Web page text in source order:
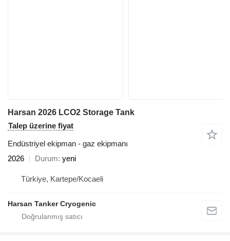
Harsan 2026 LCO2 Storage Tank
Talep üzerine fiyat
Endüstriyel ekipman - gaz ekipmanı
2026
Durum yeni
Türkiye, Kartepe/Kocaeli
Harsan Tanker Cryogenic